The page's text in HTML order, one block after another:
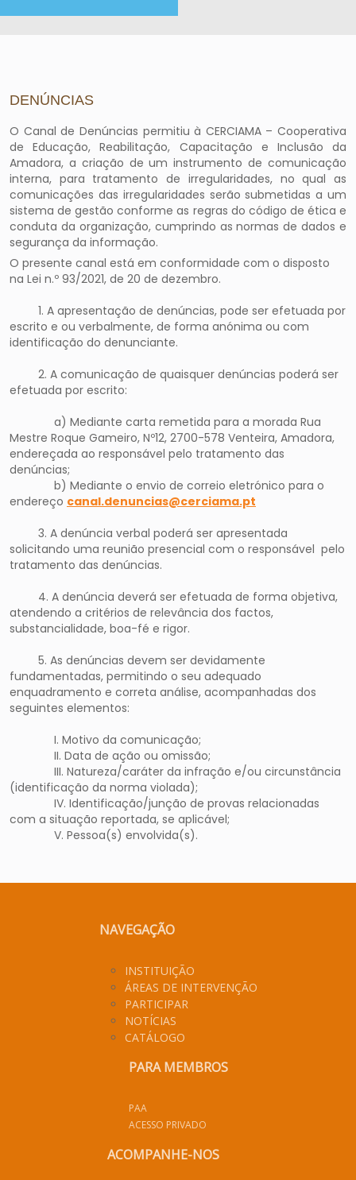
DENÚNCIAS
O Canal de Denúncias permitiu à CERCIAMA – Cooperativa
de Educação, Reabilitação, Capacitação e Inclusão da
Amadora, a criação de um instrumento de comunicação
interna, para tratamento de irregularidades, no qual as
comunicações das irregularidades serão submetidas a um
sistema de gestão conforme as regras do código de ética e
conduta da organização, cumprindo as normas de dados e
segurança da informação.
O presente canal está em conformidade com o disposto
na Lei n.º 93/2021, de 20 de dezembro.
1. A apresentação de denúncias, pode ser efetuada por
escrito e ou verbalmente, de forma anónima ou com
identificação do denunciante.
2. A comunicação de quaisquer denúncias poderá ser
efetuada por escrito:
a) Mediante carta remetida para a morada Rua
Mestre Roque Gameiro, Nº12, 2700-578 Venteira, Amadora,
endereçada ao responsável pelo tratamento das
denúncias;
b) Mediante o envio de correio eletrónico para o
endereço canal.denuncias@cerciama.pt
3. A denúncia verbal poderá ser apresentada
solicitando uma reunião presencial com o responsável pelo
tratamento das denúncias.
4. A denúncia deverá ser efetuada de forma objetiva,
atendendo a critérios de relevância dos factos,
substancialidade, boa-fé e rigor.
5. As denúncias devem ser devidamente
fundamentadas, permitindo o seu adequado
enquadramento e correta análise, acompanhadas dos
seguintes elementos:
I. Motivo da comunicação;
II. Data de ação ou omissão;
III. Natureza/caráter da infração e/ou circunstância
(identificação da norma violada);
IV. Identificação/junção de provas relacionadas
com a situação reportada, se aplicável;
V. Pessoa(s) envolvida(s).
NAVEGAÇÃO
INSTITUIÇÃO
ÁREAS DE INTERVENÇÃO
PARTICIPAR
NOTÍCIAS
CATÁLOGO
PARA MEMBROS
PAA
ACESSO PRIVADO
ACOMPANHE-NOS